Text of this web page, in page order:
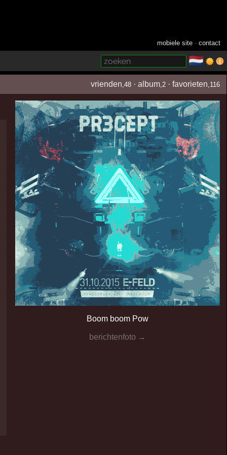
mobiele site ·contact
🇳🇱
vrienden ,48 ·album ,2 ·favorieten ,116
Boom boom Pow
berichtenfoto →